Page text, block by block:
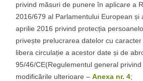
privind măsuri de punere în aplicare a
2016/679 al Parlamentului European și
aprilie 2016 privind protecția
privește prelucrarea datelor cu
libera circulație a acestor date și de
95/46/CE(Regulementul general
modificările ulterioare – Anexa nr. 4;